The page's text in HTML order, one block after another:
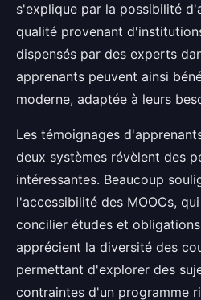
s'explique par la possibilité
qualité provenant
dispensés par des experts
apprenants peuvent ainsi
moderne, adaptée à leurs
Les témoignages
deux systèmes révèlent des
intéressantes. Beaucoup
l'accessibilité des MOOCs,
concilier études et
apprécient la diversité des
permettant d'explorer des
contraintes d'un programme